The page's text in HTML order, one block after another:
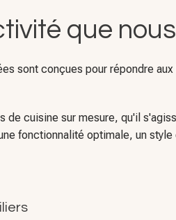
que
sont conçues pour répondre
de cuisine sur mesure, qu'il
fonctionnalité optimale, un